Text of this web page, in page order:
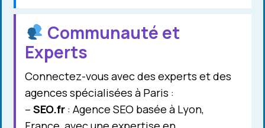
Communauté et
Experts
Connectez-vous avec des experts et des
agences spécialisées à Paris :
– SEO.fr : Agence SEO basée à Lyon,